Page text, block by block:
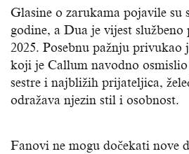
Glasine o zarukama pojavile su
godine, a Dua je vijest
2025. Posebnu pažnju privukao
koji je Callum navodno
sestre i najbližih prijateljica,
odražava njezin stil i osobnost.
Fanovi ne mogu dočekati nove